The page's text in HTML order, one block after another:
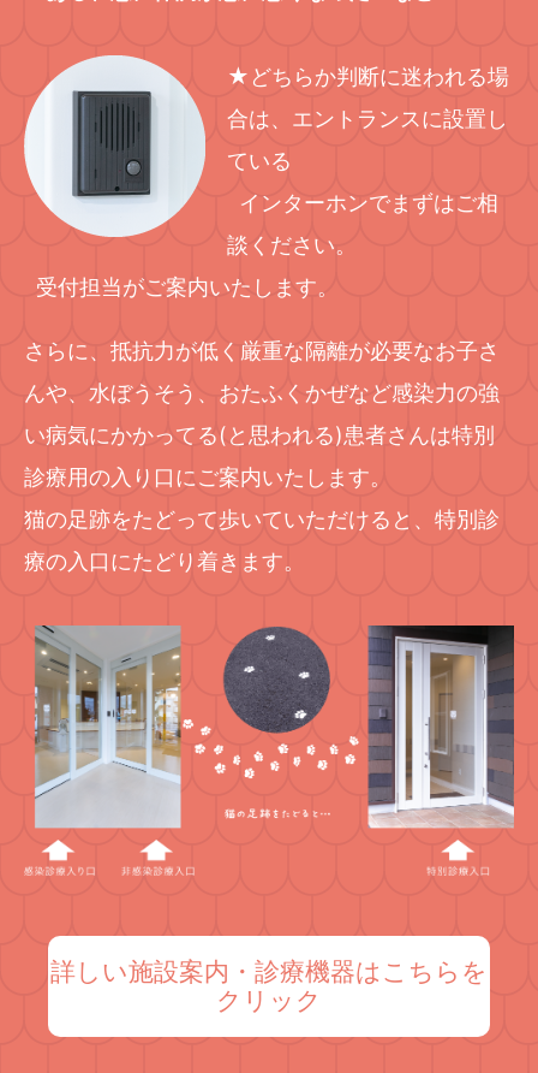
★どちらか判断に迷われる場
合は、エントランスに設置し
ている
インターホンでまずはご相
談ください。
受付担当がご案内いたします。
さらに、抵抗力が低く厳重な隔離が必要なお子さ
んや、水ぼうそう、おたふくかぜなど感染力の強
い病気にかかってる(と思われる)患者さんは特別
診療用の入り口にご案内いたします。
猫の足跡をたどって歩いていただけると、特別診
療の入口にたどり着きます。
詳しい施設案内・診療機器はこちらを
クリック